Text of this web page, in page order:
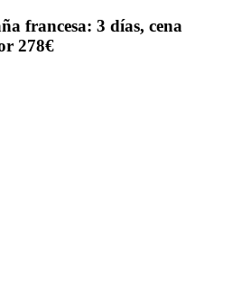
francesa: 3 días, cena
278€